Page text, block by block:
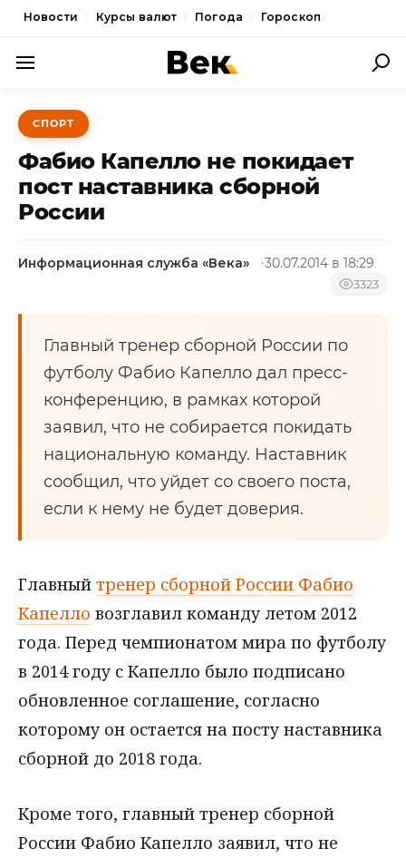
Новости Курсы валют Погода Гороскоп
ПОЛИТИКА
ЭКОНОМИКА
ОБЩЕСТВО
СПОРТ
СПОРТ
Фабио Капелло не покидает
пост наставника сборной
России
Информационная служба «Века» 30.07.2014 в 18:29
3323
Главный тренер сборной России по
футболу Фабио Капелло дал пресс-
конференцию, в рамках которой
заявил, что не собирается покидать
национальную команду. Наставник
сообщил, что уйдет со своего поста,
если к нему не будет доверия.
Главный тренер сборной России Фабио
Капелло возглавил команду летом 2012
года. Перед чемпионатом мира по футболу
в 2014 году с Капелло было подписано
обновленное соглашение, согласно
которому он остается на посту наставника
сборной до 2018 года.
Кроме того, главный тренер сборной
России Фабио Капелло заявил, что не